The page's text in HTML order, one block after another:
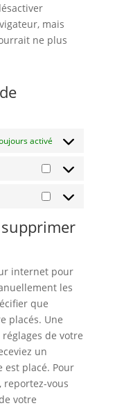
mais
ne plus
activé
Statistiques
Marketing
internet pour
les
que
placés. Une
de votre
un
est placé. Pour
reportez-vous
votre